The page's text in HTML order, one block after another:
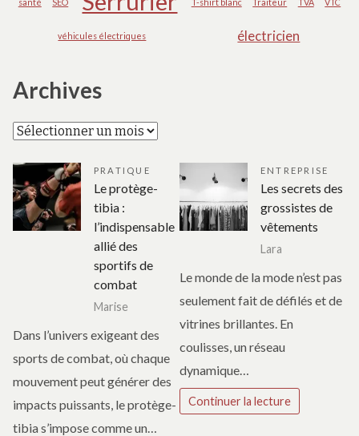
véhicules électriques électricien
Archives
Archives
PRATIQUE
Le protège-
tibia :
l’indispensable
allié des
sportifs de
combat
Marise
Dans l’univers exigeant des
sports de combat, où chaque
mouvement peut générer des
impacts puissants, le protège-
tibia s’impose comme un…
ENTREPRISE
Les secrets des
grossistes de
vêtements
Lara
Le monde de la mode n’est pas
seulement fait de défilés et de
vitrines brillantes. En
coulisses, un réseau
dynamique…
Continuer la lecture